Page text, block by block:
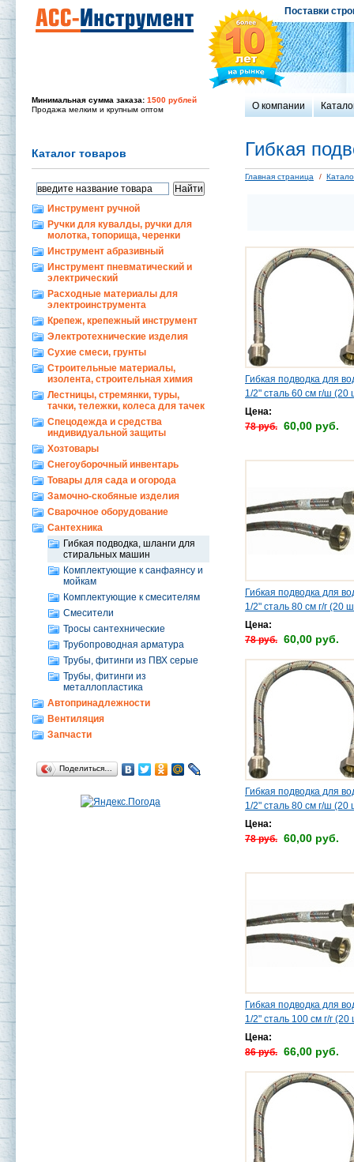
Поставки
О компании
Минимальная сумма заказа: 1500 рублей
Продажа мелким и крупным оптом
Каталог товаров
Инструмент ручной
Ручки для кувалды, ручки для
молотка, топорища, черенки
Инструмент абразивный
Инструмент пневматический и
электрический
Расходные материалы для
электроинструмента
Крепеж, крепежный инструмент
Электротехнические изделия
Сухие смеси, грунты
Строительные материалы,
изолента, строительная химия
Лестницы, стремянки, туры,
тачки, тележки, колеса для тачек
Спецодежда и средства
индивидуальной защиты
Хозтовары
Снегоуборочный инвентарь
Товары для сада и огорода
Замочно-скобяные изделия
Сварочное оборудование
Сантехника
Гибкая подводка, шланги для
стиральных машин
Комплектующие к санфаянсу и
мойкам
Комплектующие к смесителям
Смесители
Тросы сантехнические
Трубопроводная арматура
Трубы, фитинги из ПВХ серые
Трубы, фитинги из
металлопластика
Автопринадлежности
Вентиляция
Запчасти
Поделиться…
Гибкая
Главная страница /
Гибкая подводка для
1/2" сталь 60 см г/ш (20
Цена:
78 руб. 60,00 руб.
Гибкая подводка для
1/2" сталь 80 см г/г (20
Цена:
78 руб. 60,00 руб.
Гибкая подводка для
1/2" сталь 80 см г/ш (20
Цена:
78 руб. 60,00 руб.
Гибкая подводка для
1/2" сталь 100 см г/г (20
Цена:
86 руб. 66,00 руб.